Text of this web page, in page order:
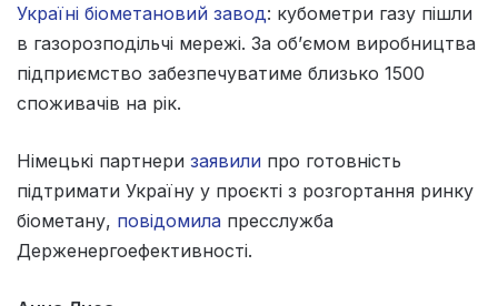
Україні біометановий завод: кубометри газу пішли
в газорозподільчі мережі. За об’ємом виробництва
підприємство забезпечуватиме близько 1500
споживачів на рік.
Німецькі партнери заявили про готовність
підтримати Україну у проєкті з розгортання ринку
біометану, повідомила пресслужба
Держенергоефективності.